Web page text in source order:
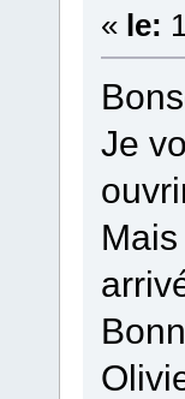
« le:
Je